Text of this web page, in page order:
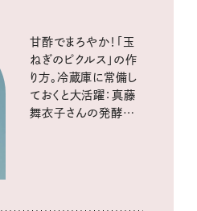
甘酢でまろやか！「玉
ねぎのピクルス」の作
り方。冷蔵庫に常備し
ておくと大活躍：真藤
舞衣子さんの発酵と